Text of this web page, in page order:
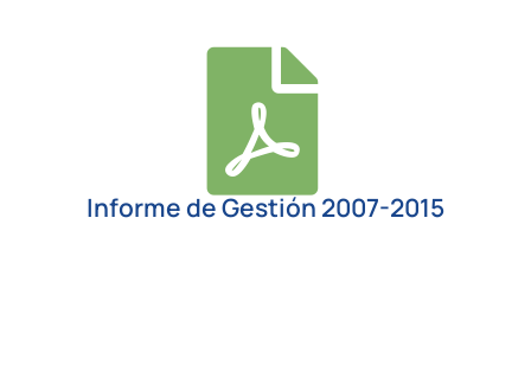
Informe de Gestión 2007-2015